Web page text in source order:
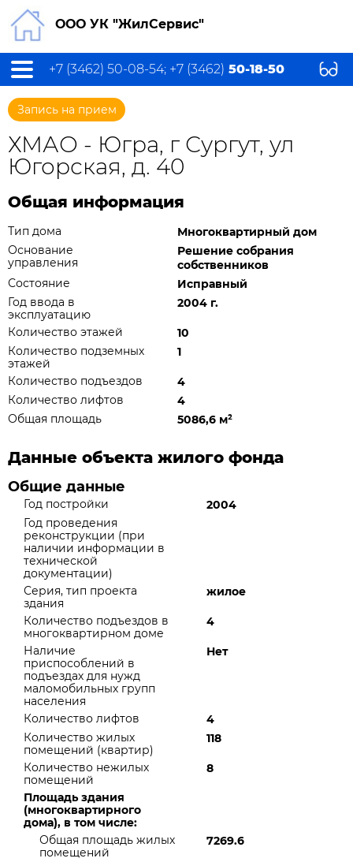
ООО УК "ЖилСервис"
+7 (3462) 50-08-54; +7 (3462) 50-18-50
Запись на прием
ХМАО - Югра, г Сургут, ул
Югорская, д. 40
Общая информация
Тип дома
Многоквартирный дом
Основание
управления
Решение собрания
собственников
Состояние
Исправный
Год ввода в
эксплуатацию
2004 г.
Количество этажей
10
Количество подземных
этажей
1
Количество подъездов
4
Количество лифтов
4
Общая площадь
5086,6 м²
Данные объекта жилого фонда
Общие данные
Год постройки
2004
Год проведения
реконструкции (при
наличии информации в
технической
документации)
Серия, тип проекта
здания
жилое
Количество подъездов в
многоквартирном доме
4
Наличие
приспособлений в
подъездах для нужд
маломобильных групп
населения
Нет
Количество лифтов
4
Количество жилых
помещений (квартир)
118
Количество нежилых
помещений
8
Площадь здания
(многоквартирного
дома), в том числе:
Общая площадь жилых
помещений
7269.6